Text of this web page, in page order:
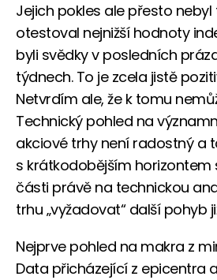
Jejich pokles ale přesto
otestoval nejnižší hodnoty
byli svědky v posledních
týdnech. To je zcela jistě
Netvrdím ale, že k tomu
Technický pohled na
akciové trhy není radostný a
s krátkodobějším horizontem
části právě na technickou
trhu „vyžadovat“ další pohyb
Nejprve pohled na makra z
Data přicházející z epicentra